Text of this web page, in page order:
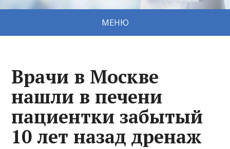
МЕНЮ
Врачи в Москве
нашли в печени
пациентки забытый
10 лет назад дренаж